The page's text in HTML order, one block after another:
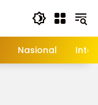
Nasional